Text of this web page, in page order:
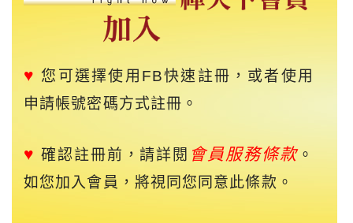
♥ 您可選擇使用FB快速註冊，或者使用
申請帳號密碼方式註冊。
♥ 確認註冊前，請詳閱 會員服務條款。
如您加入會員，將視同您同意此條款。